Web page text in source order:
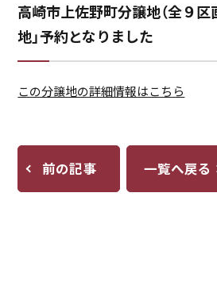
高崎市上佐野町分譲地（全９区
地」予約となりました
この分譲地の詳細情報はこちら
前の記事 一覧へ戻る